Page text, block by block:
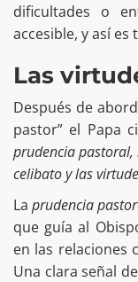
dificultades o
accesible, y así es
Las
Después de
pastor” el Papa
prudencia
celibato y las
La prudencia
que guía al
en las relaciones
Una clara señal